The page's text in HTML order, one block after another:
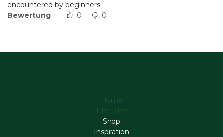
encountered by beginners.
Bewertung
0 0
Home
Über uns
Shop
Inspiration